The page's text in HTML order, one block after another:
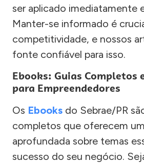
ser aplicado imediatamente
Manter-se informado é
competitividade, e nossos
fonte confiável para isso.
Ebooks: Guias Completos
para Empreendedores
Os Ebooks do Sebrae/PR
completos que oferecem
aprofundada sobre temas
sucesso do seu negócio.